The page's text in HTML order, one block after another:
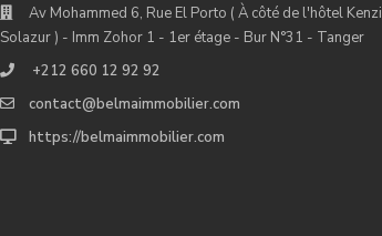
Av Mohammed 6, Rue El Porto ( À côté de l'hôtel Kenzi
Solazur ) - Imm Zohor 1 - 1er étage - Bur N°31 - Tanger
+212 660 12 92 92
contact@belmaimmobilier.com
https://belmaimmobilier.com